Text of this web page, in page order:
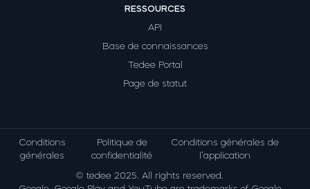
RESSOURCES
API
Base de connaissances
Tedee Portal
Page de statut
Conditions
générales
Politique de
confidentialité
Conditions générales de
l’application
© tedee 2025. All rights reserved.